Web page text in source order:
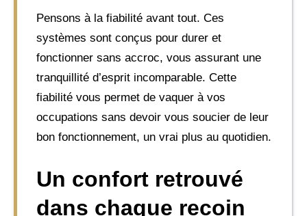
Pensons à la fiabilité avant tout. Ces
systèmes sont conçus pour durer et
fonctionner sans accroc, vous assurant une
tranquillité d’esprit incomparable. Cette
fiabilité vous permet de vaquer à vos
occupations sans devoir vous soucier de leur
bon fonctionnement, un vrai plus au quotidien.
Un confort retrouvé
dans chaque recoin